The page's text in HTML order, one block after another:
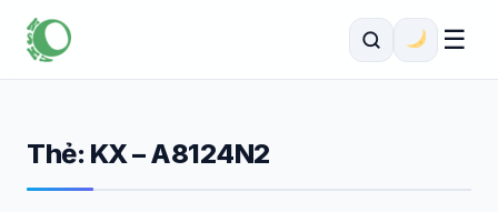
☰
Thẻ: KX – A8124N2